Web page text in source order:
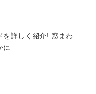
を詳しく紹介! 窓まわ
に